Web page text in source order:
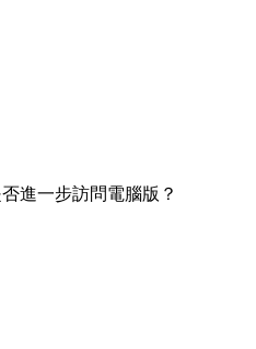
進一步訪問電腦版？